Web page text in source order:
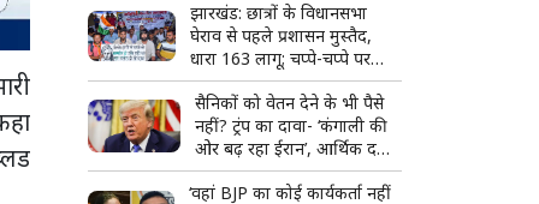
झारखंड: छात्रों के विधानसभा
घेराव से पहले प्रशासन मुस्तैद,
धारा 163 लागू; चप्पे-चप्पे पर
सुरक्षा और कई स्तर की बैरिकेडिंग
सैनिकों को वेतन देने के भी पैसे
नहीं? ट्रंप का दावा- ‘कंगाली की
ओर बढ़ रहा ईरान’, आर्थिक दबाव
बढ़ाने की तैयारी
‘वहां BJP का कोई कार्यकर्ता नहीं